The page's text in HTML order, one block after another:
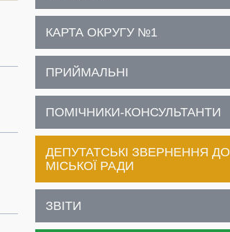
КАРТА ОКРУГУ №1
ПРИЙМАЛЬНІ
ПОМІЧНИКИ-КОНСУЛЬТАНТИ
ДЕПУТАТСЬКІ ЗВЕРНЕННЯ ДО
МІСЬКОЇ РАДИ
ЗВІТИ